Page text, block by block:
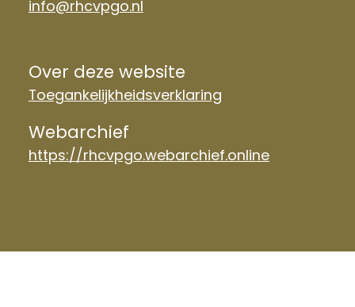
info@rhcvpgo.nl
Over deze website
Toegankelijkheidsverklaring
Webarchief
https://rhcvpgo.webarchief.online